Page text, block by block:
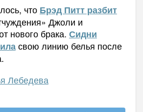
что Брэд Питт разбит
Джоли и
нового брака. Сидни
свою линию белья после
Лебедева